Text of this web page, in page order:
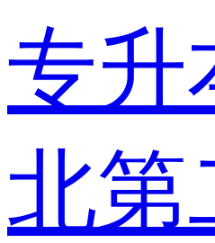
专升
北第